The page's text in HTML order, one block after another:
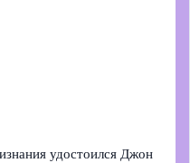
удостоился Джон